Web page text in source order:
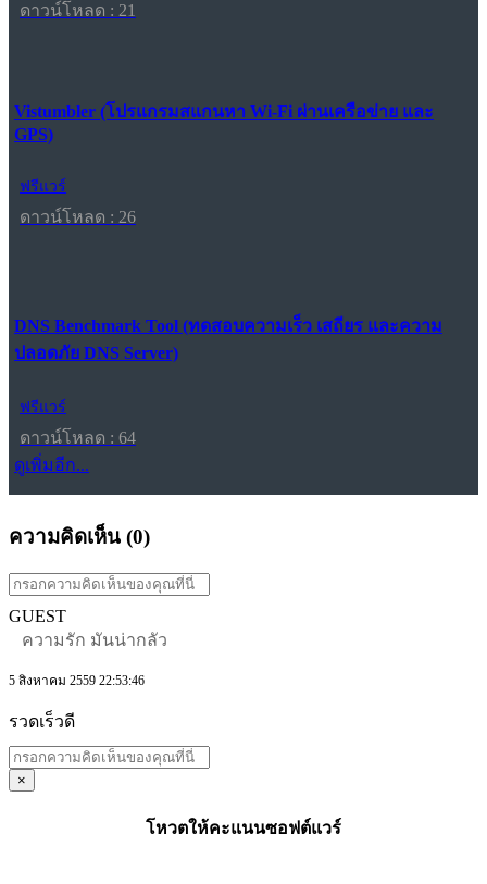
ดาวน์โหลด : 21
Vistumbler (โปรแกรมสแกนหา Wi-Fi ผ่านเครือข่าย และ
GPS)
ฟรีแวร์
ดาวน์โหลด : 26
DNS Benchmark Tool (ทดสอบความเร็ว เสถียร และความ
ปลอดภัย DNS Server)
ฟรีแวร์
ดาวน์โหลด : 64
ดูเพิ่มอีก...
ความคิดเห็น (0)
GUEST
ความรัก มันน่ากลัว
5 สิงหาคม 2559 22:53:46
รวดเร็วดี
×
โหวตให้คะแนนซอฟต์แวร์